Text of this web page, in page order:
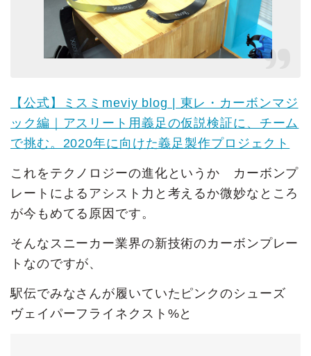
【公式】ミスミmeviy blog | 東レ・カーボンマジ
ック編｜アスリート用義足の仮説検証に、チーム
で挑む。2020年に向けた義足製作プロジェクト
これをテクノロジーの進化というか カーボンプ
レートによるアシスト力と考えるか微妙なところ
が今もめてる原因です。
そんなスニーカー業界の新技術のカーボンプレー
トなのですが、
駅伝でみなさんが履いていたピンクのシューズ
ヴェイパーフライネクスト%と